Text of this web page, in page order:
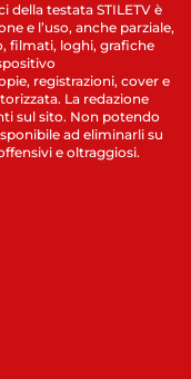
testata STILETV è
e l’uso, anche parziale,
filmati, loghi, grafiche
registrazioni, cover e
La redazione
sul sito. Non potendo
ad eliminarli su
e oltraggiosi.